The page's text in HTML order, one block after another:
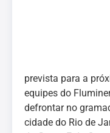
prevista para a
equipes do
defrontar no
cidade do Rio de